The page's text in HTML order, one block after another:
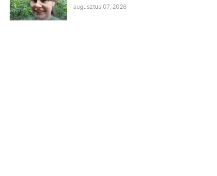
augusztus 07, 2026